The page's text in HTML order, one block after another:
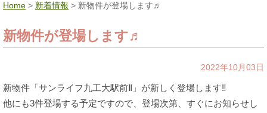
Home > 新着情報 > 新物件が登場します♬
新物件が登場します♬
2022年10月03日
新物件「サンライフ九工大駅前Ⅱ」が新しく登場します‼
他にも3件登場する予定ですので、登場次第、すぐにお知らせし